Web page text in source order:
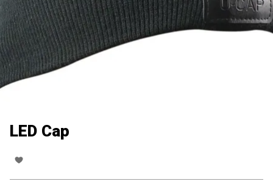
LED Cap